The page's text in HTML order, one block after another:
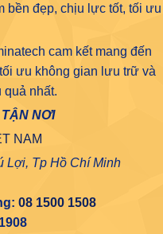
bền đẹp, chịu lực tốt, tối ưu
cam kết mang đến
ưu không gian lưu trữ và
quả nhất.
NƠI
NAM
Lợi, Tp Hồ Chí Minh
08 1500 1508